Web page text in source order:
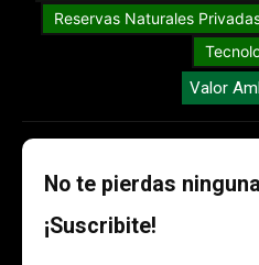
Reservas Naturales
Valor
No te pierdas
¡Suscribite!